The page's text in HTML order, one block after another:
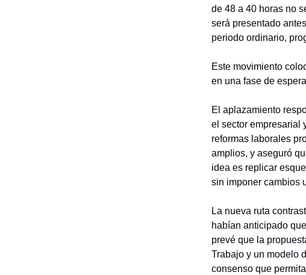
de 48 a 40 horas no
será presentado
periodo ordinario,
Este movimiento
en una fase de
El aplazamiento
el sector empresarial
reformas laborales
amplios, y aseguró
idea es replicar
sin imponer cambios
La nueva ruta
habían anticipado
prevé que la
Trabajo y un modelo
consenso que